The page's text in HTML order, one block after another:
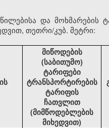
და
თეთრი/კუბ. მეტრი:
მიწოდების
(საბითუმო)
ტარიფები
ტრანსპორტირების
ტარიფის
ჩათვლით
(მიმწოდებლების
მიხედვით)